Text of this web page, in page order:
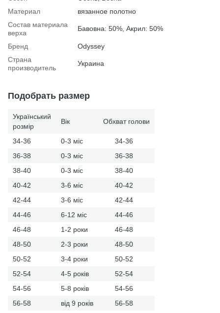
Материал
вязанное полотно
Состав материала
верха
Бавовна: 50%, Акрил: 50%
Бренд
Odyssey
Страна
производитель
Украина
Подобрать размер
Український
розмір
Вік Обхват голови
34-36 0-3 міс
34-36
36-38
0-3 міс
36-38
38-40
0-3 міс
38-40
40-42
3-6 міс
40-42
42-44
3-6 міс
42-44
44-46
6-12 міс
44-46
46-48
1-2 роки
46-48
48-50
2-3 роки
48-50
50-52
3-4 роки
50-52
52-54
4-5 років
52-54
54-56
5-8 років
54-56
56-58
від 9 років
56-58